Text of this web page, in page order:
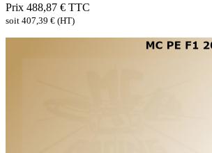
Prix 488,87 € TTC
soit 407,39 € (HT)